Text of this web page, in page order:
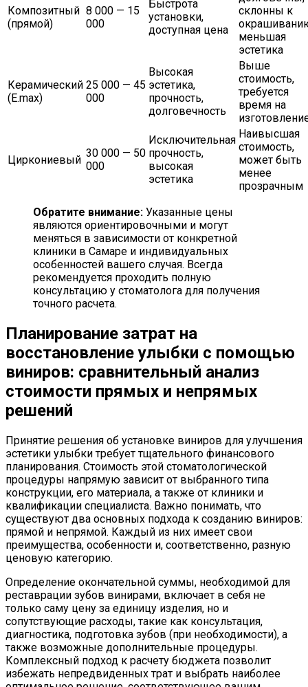
Композитный
(прямой)
8 000 — 15
000
Быстрота
установки,
доступная цена
склонны к
меньшая
эстетика
Керамический
(E.max)
25 000 — 45
000
Высокая
эстетика,
прочность,
долговечность
Выше
стоимость,
требуется
время на
Циркониевый
30 000 — 50
000
Исключительная
прочность,
высокая
эстетика
Наивысшая
стоимость,
может быть
менее
прозрачным
Обратите внимание: Указанные цены
являются ориентировочными и могут
меняться в зависимости от конкретной
клиники в Самаре и индивидуальных
особенностей вашего случая. Всегда
рекомендуется проходить полную
консультацию у стоматолога для получения
точного расчета.
Планирование затрат на
восстановление улыбки с помощью
виниров: сравнительный анализ
стоимости прямых и непрямых
решений
Принятие решения об установке виниров для улучшения
эстетики улыбки требует тщательного финансового
планирования. Стоимость этой стоматологической
процедуры напрямую зависит от выбранного типа
конструкции, его материала, а также от клиники и
квалификации специалиста. Важно понимать, что
существуют два основных подхода к созданию виниров:
прямой и непрямой. Каждый из них имеет свои
преимущества, особенности и, соответственно, разную
ценовую категорию.
Определение окончательной суммы, необходимой для
реставрации зубов винирами, включает в себя не
только саму цену за единицу изделия, но и
сопутствующие расходы, такие как консультация,
диагностика, подготовка зубов (при необходимости), а
также возможные дополнительные процедуры.
Комплексный подход к расчету бюджета позволит
избежать непредвиденных трат и выбрать наиболее